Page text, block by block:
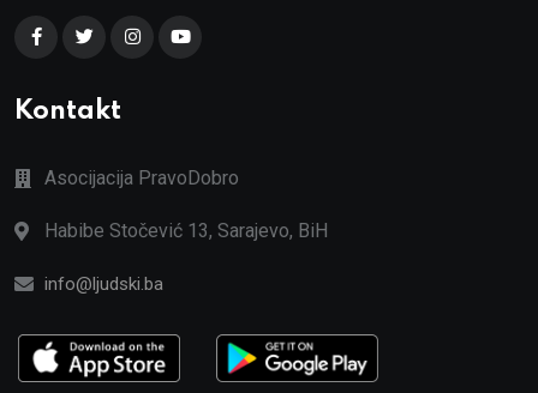
Kontakt
Asocijacija PravoDobro
Habibe Stočević 13, Sarajevo, BiH
info@ljudski.ba